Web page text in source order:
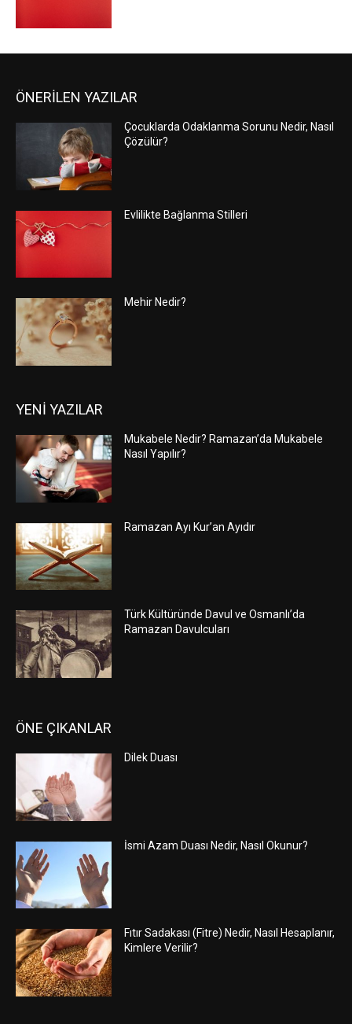
ÖNERİLEN YAZILAR
Çocuklarda Odaklanma Sorunu Nedir, Nasıl
Çözülür?
Evlilikte Bağlanma Stilleri
Mehir Nedir?
YENİ YAZILAR
Mukabele Nedir? Ramazan’da Mukabele
Nasıl Yapılır?
Ramazan Ayı Kur’an Ayıdır
Türk Kültüründe Davul ve Osmanlı’da
Ramazan Davulcuları
ÖNE ÇIKANLAR
Dilek Duası
İsmi Azam Duası Nedir, Nasıl Okunur?
Fıtır Sadakası (Fitre) Nedir, Nasıl Hesaplanır,
Kimlere Verilir?